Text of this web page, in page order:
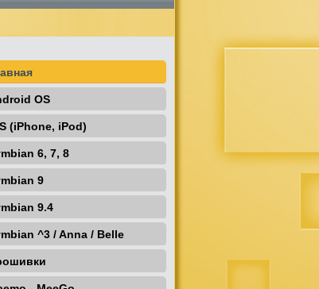
OS
(iPhone, iPod)
6, 7, 8
9
9.4
^3 / Anna / Belle